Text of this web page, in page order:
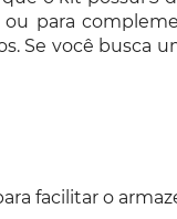
para
Se você busca
facilitar o